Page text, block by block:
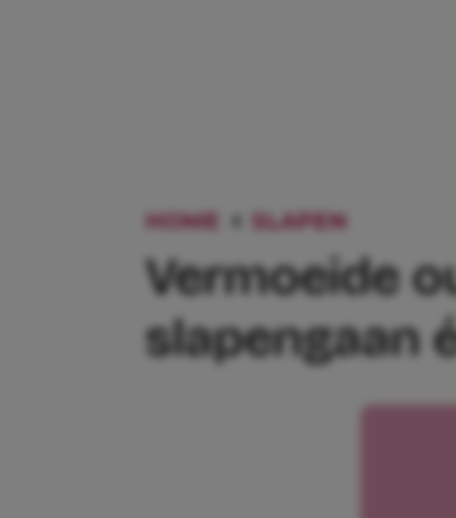
HOME SLAPEN
Vermoeide
slapengaan